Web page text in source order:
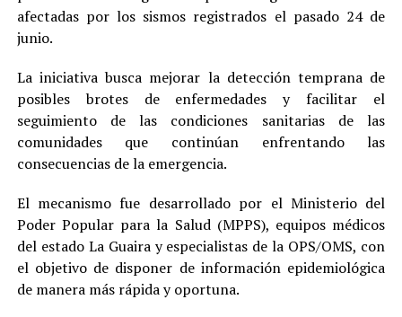
afectadas por los sismos registrados el pasado 24 de
junio.
La iniciativa busca mejorar la detección temprana de
posibles brotes de enfermedades y facilitar el
seguimiento de las condiciones sanitarias de las
comunidades que continúan enfrentando las
consecuencias de la emergencia.
El mecanismo fue desarrollado por el Ministerio del
Poder Popular para la Salud (MPPS), equipos médicos
del estado La Guaira y especialistas de la OPS/OMS, con
el objetivo de disponer de información epidemiológica
de manera más rápida y oportuna.